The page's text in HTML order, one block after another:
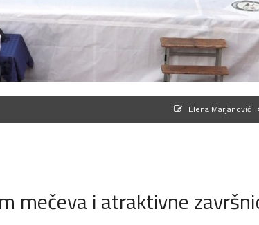
Elena Marjanović
mečeva i atraktivne